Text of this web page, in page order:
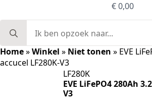
€0,00
for:
Home»Winkel » Niet tonen » EVE
accucel LF280K-V3
LF280K
EVE LiFePO4 280Ah
V3